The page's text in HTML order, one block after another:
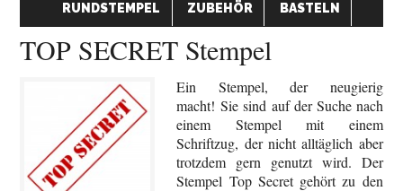
RUNDSTEMPEL ZUBEHÖR BASTELN
TOP SECRET Stempel
Ein Stempel, der neugierig
macht! Sie sind auf der Suche nach
einem Stempel mit einem
Schriftzug, der nicht alltäglich aber
trotzdem gern genutzt wird. Der
Stempel Top Secret gehört zu den